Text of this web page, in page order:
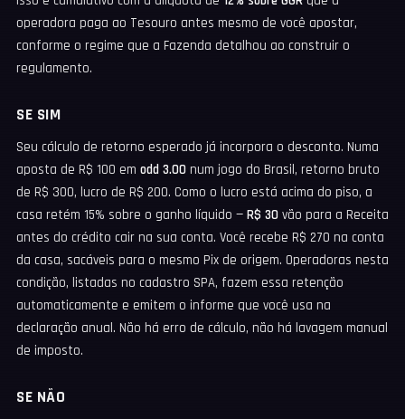
operadora paga ao Tesouro antes mesmo de você apostar,
conforme o regime que a Fazenda detalhou ao construir o
regulamento.
SE SIM
Seu cálculo de retorno esperado já incorpora o desconto. Numa
aposta de R$ 100 em odd 3.00 num jogo do Brasil, retorno bruto
de R$ 300, lucro de R$ 200. Como o lucro está acima do piso, a
casa retém 15% sobre o ganho líquido — R$ 30 vão para a Receita
antes do crédito cair na sua conta. Você recebe R$ 270 na conta
da casa, sacáveis para o mesmo Pix de origem. Operadoras nesta
condição, listadas no cadastro SPA, fazem essa retenção
automaticamente e emitem o informe que você usa na
declaração anual. Não há erro de cálculo, não há lavagem manual
de imposto.
SE NÃO